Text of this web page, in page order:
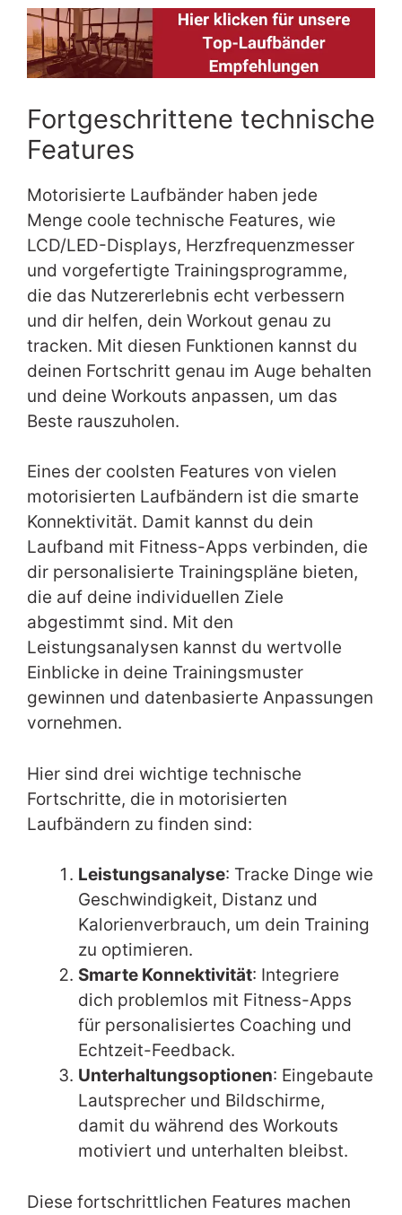
Fortgeschrittene technische
Features
Motorisierte Laufbänder haben jede
Menge coole technische Features, wie
LCD/LED-Displays, Herzfrequenzmesser
und vorgefertigte Trainingsprogramme,
die das Nutzererlebnis echt verbessern
und dir helfen, dein Workout genau zu
tracken. Mit diesen Funktionen kannst du
deinen Fortschritt genau im Auge behalten
und deine Workouts anpassen, um das
Beste rauszuholen.
Eines der coolsten Features von vielen
motorisierten Laufbändern ist die smarte
Konnektivität. Damit kannst du dein
Laufband mit Fitness-Apps verbinden, die
dir personalisierte Trainingspläne bieten,
die auf deine individuellen Ziele
abgestimmt sind. Mit den
Leistungsanalysen kannst du wertvolle
Einblicke in deine Trainingsmuster
gewinnen und datenbasierte Anpassungen
vornehmen.
Hier sind drei wichtige technische
Fortschritte, die in motorisierten
Laufbändern zu finden sind:
Leistungsanalyse: Tracke Dinge wie
Geschwindigkeit, Distanz und
Kalorienverbrauch, um dein Training
zu optimieren.
Smarte Konnektivität: Integriere
dich problemlos mit Fitness-Apps
für personalisiertes Coaching und
Echtzeit-Feedback.
Unterhaltungsoptionen: Eingebaute
Lautsprecher und Bildschirme,
damit du während des Workouts
motiviert und unterhalten bleibst.
Diese fortschrittlichen Features machen